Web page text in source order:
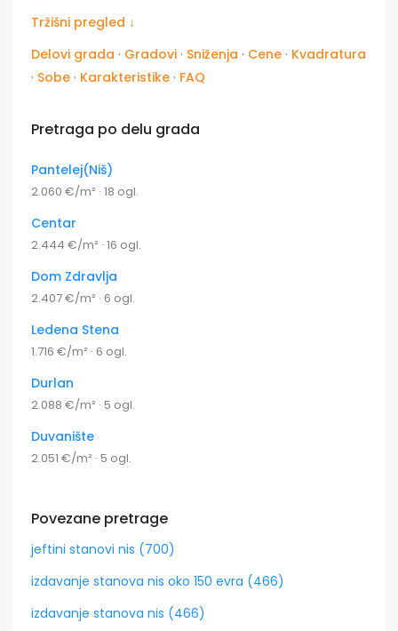
Tržišni pregled ↓
Delovi grada · Gradovi · Sniženja · Cene · Kvadratura
· Sobe · Karakteristike · FAQ
Pretraga po delu grada
Pantelej(Niš)
2.060 €/m² · 18 ogl.
Centar
2.444 €/m² · 16 ogl.
Dom Zdravlja
2.407 €/m² · 6 ogl.
Ledena Stena
1.716 €/m² · 6 ogl.
Durlan
2.088 €/m² · 5 ogl.
Duvanište
2.051 €/m² · 5 ogl.
Povezane pretrage
jeftini stanovi nis (700)
izdavanje stanova nis oko 150 evra (466)
izdavanje stanova nis (466)